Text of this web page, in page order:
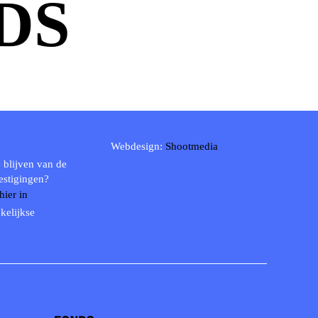
blijven van de
in
Webdesign: Shootmedia